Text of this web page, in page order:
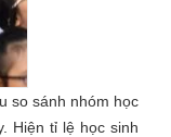
so sánh nhóm học
Hiện tỉ lệ học sinh